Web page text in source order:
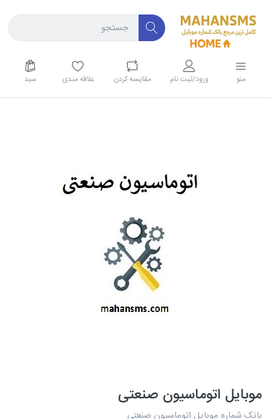
منو ورود/ثبت نام مقايسه كردن علاقه مندی سبد
موبایل اتوماسیون صنعتی
بانک شماره موبایل اتوماسیون صنعتی